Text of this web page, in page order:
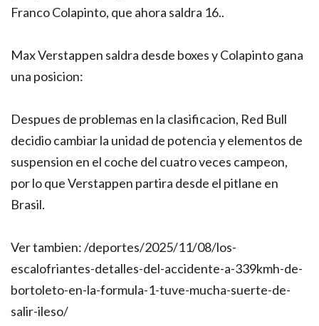
Franco Colapinto, que ahora saldra 16..
Max Verstappen saldra desde boxes y Colapinto gana
una posicion:
Despues de problemas en la clasificacion, Red Bull
decidio cambiar la unidad de potencia y elementos de
suspension en el coche del cuatro veces campeon,
por lo que Verstappen partira desde el pitlane en
Brasil.
Ver tambien: /deportes/2025/11/08/los-
escalofriantes-detalles-del-accidente-a-339kmh-de-
bortoleto-en-la-formula-1-tuve-mucha-suerte-de-
salir-ileso/